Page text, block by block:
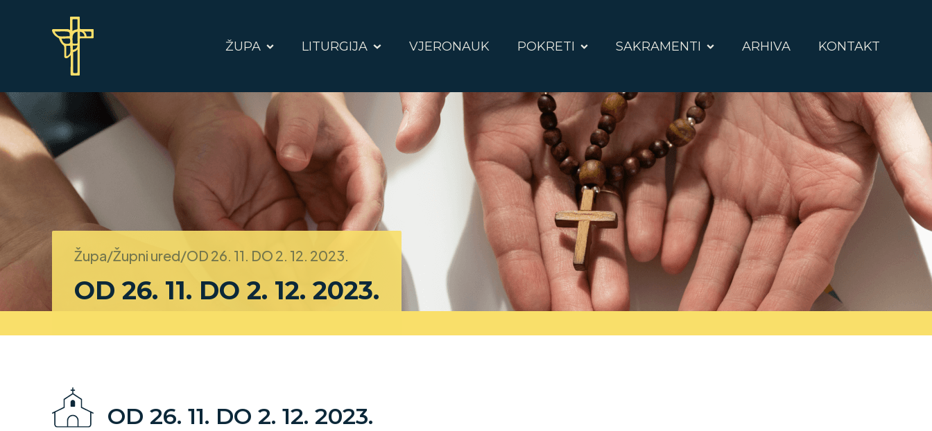
ŽUPA LITURGIJA VJERONAUK POKRETI SAKRAMENTI ARHIVA KONTAKT
Župa/Župni ured/OD 26. 11. DO 2. 12. 2023.
OD 26. 11. DO 2. 12. 2023.
OD 26. 11. DO 2. 12. 2023.